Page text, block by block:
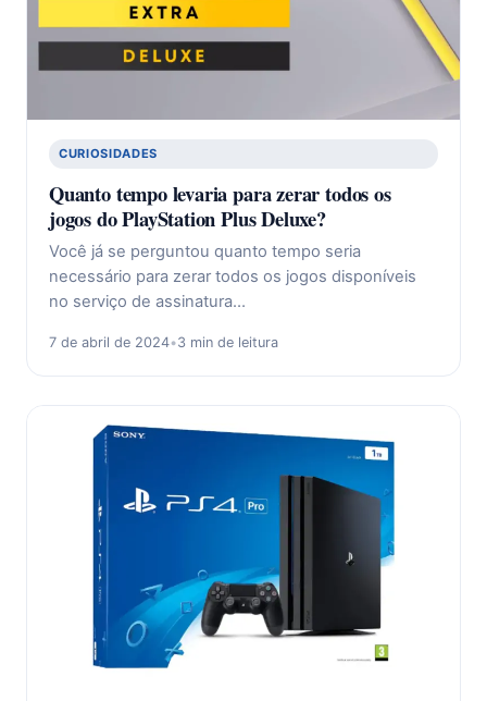
CURIOSIDADES
Quanto tempo levaria para zerar todos os
jogos do PlayStation Plus Deluxe?
Você já se perguntou quanto tempo seria
necessário para zerar todos os jogos disponíveis
no serviço de assinatura…
7 de abril de 2024•3 min de leitura